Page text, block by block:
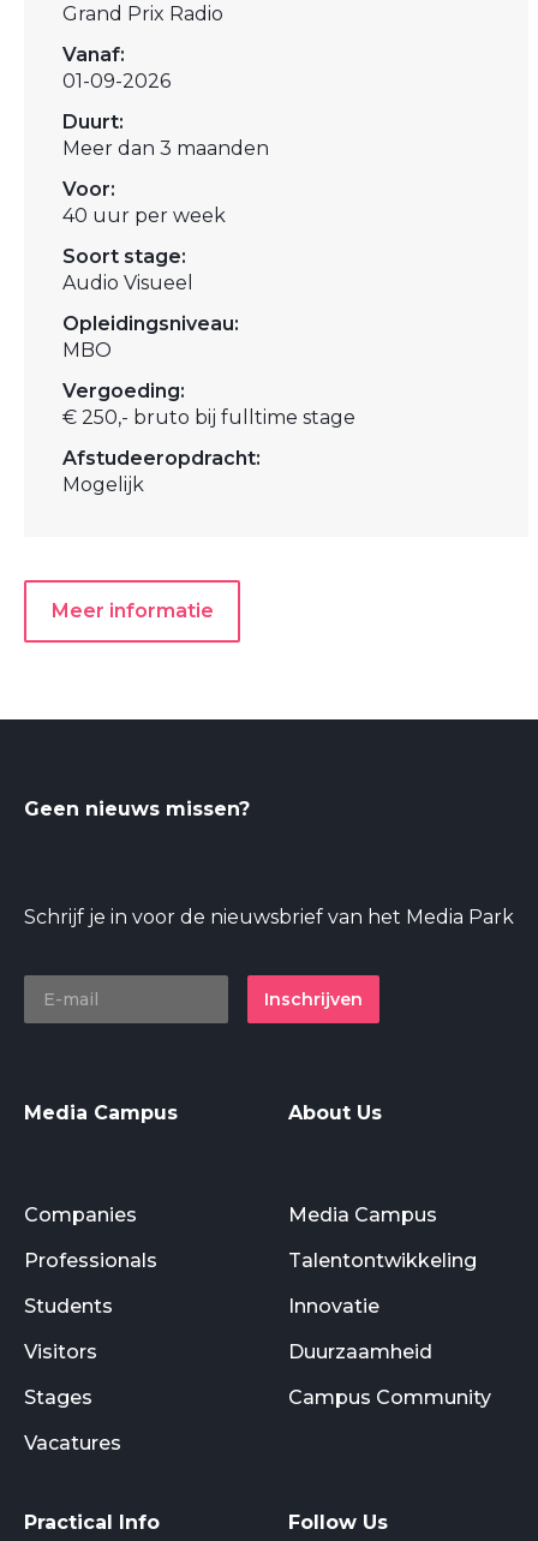
Grand Prix Radio
Vanaf:
01-09-2026
Duurt:
Meer dan 3 maanden
Voor:
40 uur per week
Soort stage:
Audio Visueel
Opleidingsniveau:
MBO
Vergoeding:
€ 250,- bruto bij fulltime stage
Afstudeeropdracht:
Mogelijk
Meer informatie
Geen nieuws missen?
Schrijf je in voor de nieuwsbrief van het Media Park
Inschrijven
Media Campus
Companies
Professionals
Students
Visitors
Stages
Vacatures
About Us
Media Campus
Talentontwikkeling
Innovatie
Duurzaamheid
Campus Community
Practical Info Follow Us